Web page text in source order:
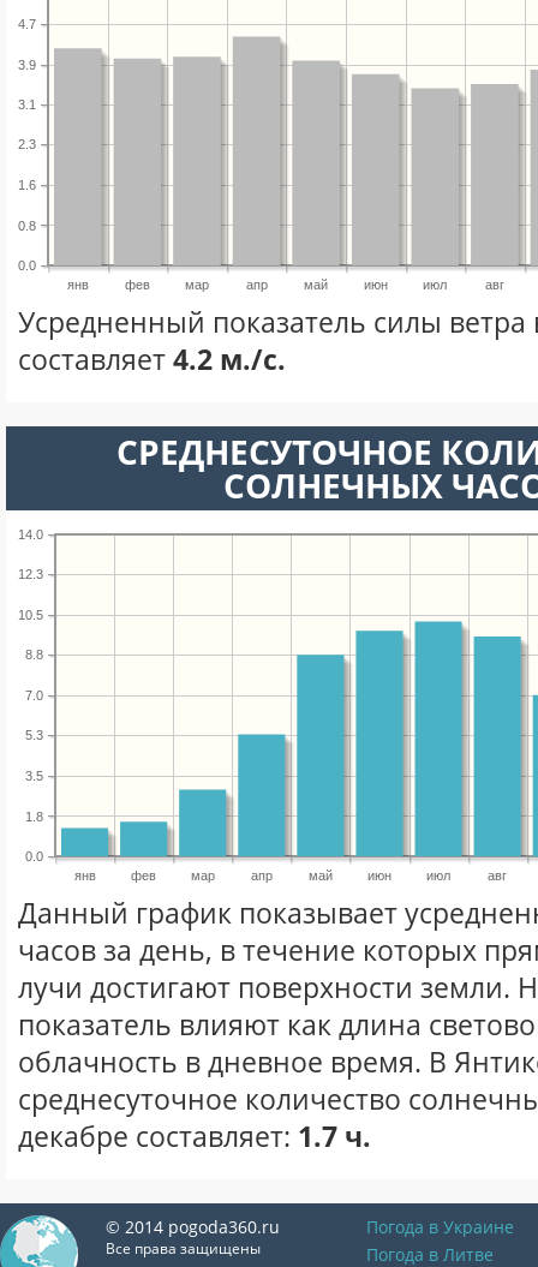
янв фев мар апр май июн июл авг
0.0
0.8
1.6
2.3
3.1
3.9
4.7
Усредненный показатель силы ветра
составляет4.2 м./с.
СРЕДНЕСУТОЧНОЕ
СОЛНЕЧНЫХ
янв фев мар апр май июн июл авг
0.0
1.8
3.5
5.3
7.0
8.8
10.5
12.3
14.0
Данный график показывает
часов за день, в течение которых
лучи достигают поверхности земли.
показатель влияют как длина
облачность в дневное время. В
среднесуточное количество
декабре составляет: 1.7 ч.
© 2014 pogoda360.ru
Все права защищены
Погода в Украине
Погода в Литве